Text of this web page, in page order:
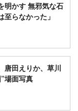
明かす 無邪気な石
らなかった」
唐田えりか、草川
場面写真